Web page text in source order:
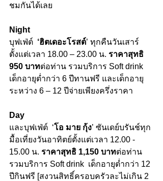
ชมกันได้เลย
Night
บุฟเฟ่ต์ ‘ฮิตเดอะโรสต์’ ทุกคืนวันเสาร์
ตั้งแต่เวลา 18.00 – 23.00 น. ราคาสุทธิ
950 บาทต่อท่าน รวมบริการ Soft drink
เด็กอายุต่ำกว่า 6 ปีทานฟรี และเด็กอายุ
ระหว่าง 6 – 12 ปีจ่ายเพียงครึ่งราคา
Day
และบุฟเฟ่ต์  ‘โอ มาย กุ้ง’ ซันเดย์บรันช์ทุก
มื้อเที่ยงวันอาทิตย์ตั้งแต่เวลา 12.00 -
15.00 น. ราคาสุทธิ 1,150 บาทต่อท่าน
รวมบริการ Soft drink  เด็กอายุต่ำกว่า 12
ปีกินฟรี [สงวนสิทธิ์ครอบครัวละไม่เกิน 2